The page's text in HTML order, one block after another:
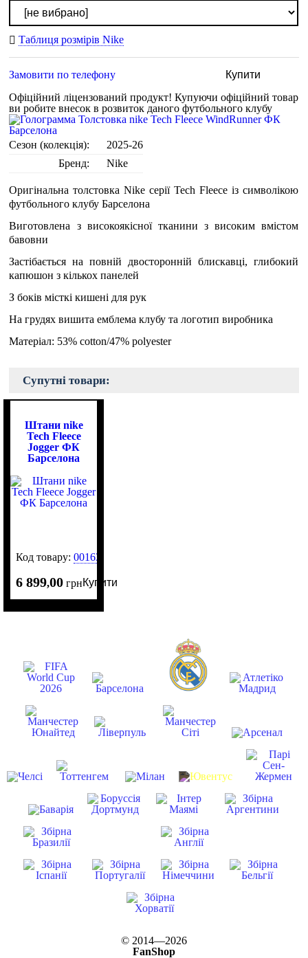
Таблиця розмірів Nike
Замовити по телефону
Купити
Офіційний ліцензований продукт!Купуючи офіційний товар
ви робите внесок в розвиток даного футбольного клубу
Сезон (колекція):
2025-26
Бренд:
Nike
Оригінальна толстовка Nike серії Tech Fleece із символікою
футбольного клубу Барселона
Виготовлена з високоякісної тканини з високим вмістом
бавовни
Застібається на повній двосторонній блискавці, глибокий
капюшон з кількох панелей
З боків місткі кишені для рук
На грудях вишита емблема клубу та логотип виробника
Матеріал: 53% cotton/47% polyester
Супутні товари:
Штани nike
Tech Fleece
Jogger ФК
Барселона
Код товару:0016365
6 899,00 грнКупити
© 2014—2026
FanShop